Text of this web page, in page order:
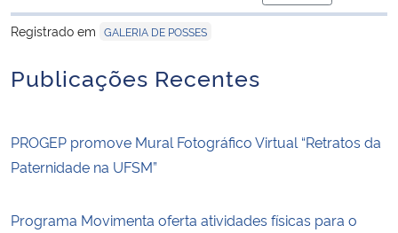
Secretaria-Geral
Gabinete de Segurança Institucional
para área de
Registrado em GALERIA DE POSSES
Publicações Recentes
PROGEP promove Mural Fotográfico Virtual “Retratos da
Paternidade na UFSM”
Programa Movimenta oferta atividades físicas para o